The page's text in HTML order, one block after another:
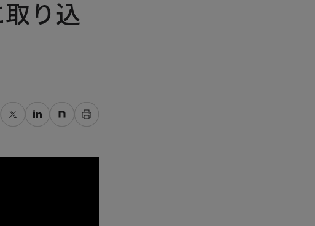
取り込